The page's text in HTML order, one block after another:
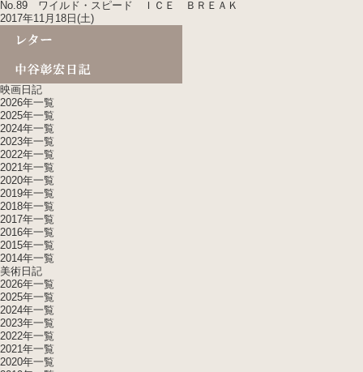
No.89 ワイルド・スピード ＩＣＥ ＢＲＥＡＫ
2017年11月18日(土)
映画日記
2026年一覧
2025年一覧
2024年一覧
2023年一覧
2022年一覧
2021年一覧
2020年一覧
2019年一覧
2018年一覧
2017年一覧
2016年一覧
2015年一覧
2014年一覧
美術日記
2026年一覧
2025年一覧
2024年一覧
2023年一覧
2022年一覧
2021年一覧
2020年一覧